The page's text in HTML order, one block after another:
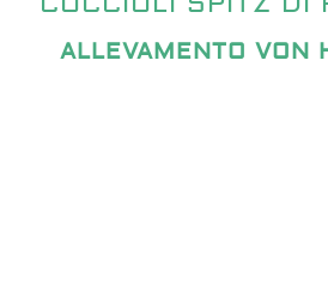
ALLEVAMENTO VON